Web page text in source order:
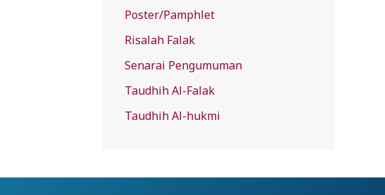
Poster/Pamphlet
Risalah Falak
Senarai Pengumuman
Taudhih Al-Falak
Taudhih Al-hukmi